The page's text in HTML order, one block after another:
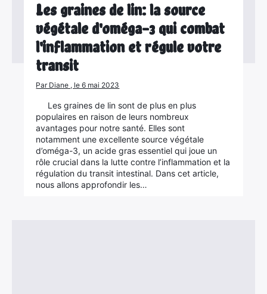
Les graines de lin: la source
végétale d'oméga-3 qui combat
l'inflammation et régule votre
transit
Par Diane , le 6 mai 2023
Les graines de lin sont de plus en plus
populaires en raison de leurs nombreux
avantages pour notre santé. Elles sont
notamment une excellente source végétale
d’oméga-3, un acide gras essentiel qui joue un
rôle crucial dans la lutte contre l’inflammation et la
régulation du transit intestinal. Dans cet article,
nous allons approfondir les…